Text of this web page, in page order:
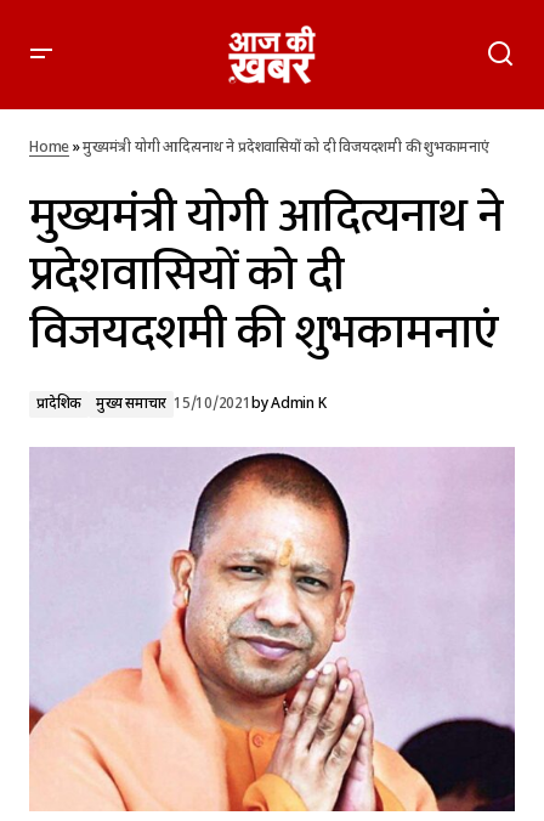
शुभकामनाएं
Home»मुख्यमंत्री योगी आदित्यनाथ ने प्रदेशवासियों को दी विजयदशमी की शुभकामनाएं
मुख्यमंत्री योगी आदित्यनाथ ने
प्रदेशवासियों को दी
विजयदशमी की शुभकामनाएं
प्रादेशिक मुख्य समाचार 15/10/2021byAdmin K